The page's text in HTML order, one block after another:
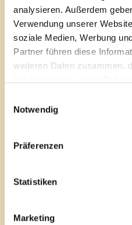
analysieren. Außerdem
Verwendung unserer
soziale Medien, Werbung
Partner führen diese
weiteren Daten zusammen,
Notwendig
Präferenzen
Statistiken
Marketing
A-6820 Frastanz, Österreich
Lageplan
T0043 5522 51534-0
F 0043 5522 51534-6
E-Mail an das Gemeindeamt
Schnellzugriff
Blackout
Ortsplan
Veranstaltungskalender
Mediathek